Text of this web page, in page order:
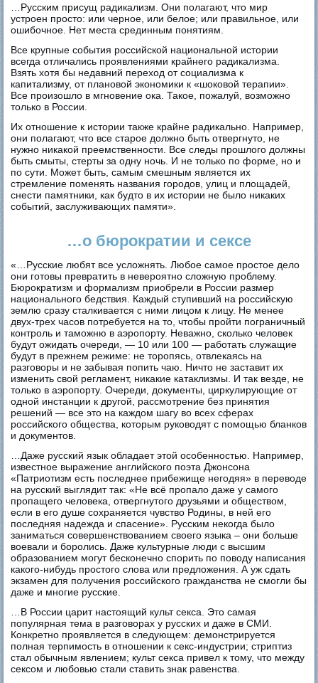
…Русским присущ радикализм. Они полагают, что мир
устроен просто: или черное, или белое; или правильное, или
ошибочное. Нет места срединным понятиям.
Все крупные события российской национальной истории
всегда отличались проявлениями крайнего радикализма.
Взять хотя бы недавний переход от социализма к
капитализму, от плановой экономики к «шоковой терапии».
Все произошло в мгновение ока. Такое, пожалуй, возможно
только в России.
Их отношение к истории также крайне радикально. Например,
они полагают, что все старое должно быть отвергнуто, не
нужно никакой преемственности. Все следы прошлого должны
быть смыты, стерты за одну ночь. И не только по форме, но и
по сути. Может быть, самым смешным является их
стремление поменять названия городов, улиц и площадей,
снести памятники, как будто в их истории не было никаких
событий, заслуживающих памяти».
…о бюрократии и сексе
«…Русские любят все усложнять. Любое самое простое дело
они готовы превратить в невероятно сложную проблему.
Бюрократизм и формализм приобрели в России размер
национального бедствия. Каждый ступивший на российскую
землю сразу сталкивается с ними лицом к лицу. Не менее
двух-трех часов потребуется на то, чтобы пройти пограничный
контроль и таможню в аэропорту. Неважно, сколько человек
будут ожидать очереди, — 10 или 100 — работать служащие
будут в прежнем режиме: не торопясь, отвлекаясь на
разговоры и не забывая попить чаю. Ничто не заставит их
изменить свой регламент, никакие катаклизмы. И так везде, не
только в аэропорту. Очереди, документы, циркулирующие от
одной инстанции к другой, рассмотрение без принятия
решений — все это на каждом шагу во всех сферах
российского общества, которым руководят с помощью бланков
и документов.
…Даже русский язык обладает этой особенностью. Например,
известное выражение английского поэта Джонсона
«Патриотизм есть последнее прибежище негодяя» в переводе
на русский выглядит так: «Не всё пропало даже у самого
пропащего человека, отвергнутого друзьями и обществом,
если в его душе сохраняется чувство Родины, в ней его
последняя надежда и спасение». Русским некогда было
заниматься совершенствованием своего языка – они больше
воевали и боролись. Даже культурные люди с высшим
образованием могут бесконечно спорить по поводу написания
какого-нибудь простого слова или предложения. А уж сдать
экзамен для получения российского гражданства не смогли бы
даже и многие русские.
…В России царит настоящий культ секса. Это самая
популярная тема в разговорах у русских и даже в СМИ.
Конкретно проявляется в следующем: демонстрируется
полная терпимость в отношении к секс-индустрии; стриптиз
стал обычным явлением; культ секса привел к тому, что между
сексом и любовью стали ставить знак равенства.